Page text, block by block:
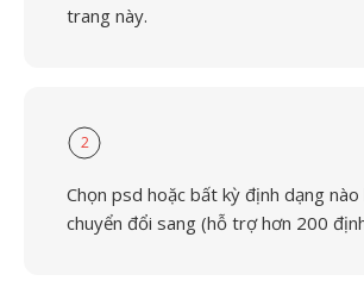
trang này.
2
Chọn psd hoặc bất kỳ định dạng nào
chuyển đổi sang (hỗ trợ hơn 200